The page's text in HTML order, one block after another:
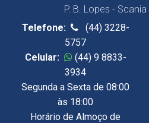
P. B. Lopes -
Telefone:
(44) 3228-
5757
Celular:
(44) 9 8833-
3934
Segunda a Sexta de 08:00
às 18:00
Horário de Almoço de